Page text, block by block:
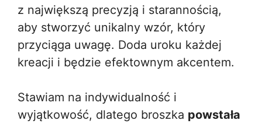
z największą precyzją i starannością,
aby stworzyć unikalny wzór, który
przyciąga uwagę. Doda uroku każdej
kreacji i będzie efektownym akcentem.
Stawiam na indywidualność i
wyjątkowość, dlatego broszka powstała